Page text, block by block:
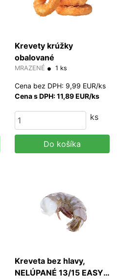
Krevety krúžky
obalované
MRAZENÉ 1 ks
Cena bez DPH: 9,99 EUR/ks
Cena s DPH: 11,89 EUR/ks
ks
Do košíka
Kreveta bez hlavy,
NELÚPANÉ 13/15 EASY